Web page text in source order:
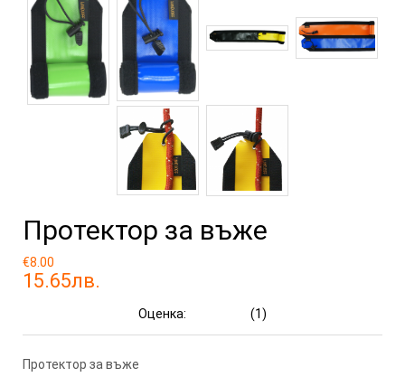
Протектор за въже
€8.00
15.65лв.
Оценка: (1)
Протектор за въже